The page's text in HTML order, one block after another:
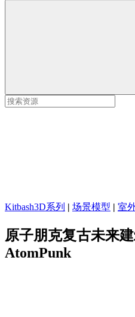
Kitbash3D系列 | 场景模型 | 室
原子朋克复古未来
AtomPunk